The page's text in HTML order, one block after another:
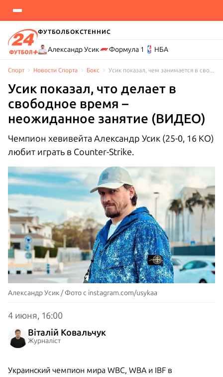
ФУТБОЛБОКСТЕННИС
Александр Усик Формула 1 НБА
Спорт Новости Cпорта Бокс
Усик показал, что делает в
свободное время –
неожиданное занятие (ВИДЕО)
Чемпион хевивейта Александр Усик (25-0, 16 КО)
любит играть в Counter-Strike.
Александр Усик / Фото с instagram.com/usykaa
4 июня, 16:00
Віталій Ковальчук
Журналіст
Украинский чемпион мира WBC, WBA и IBF в